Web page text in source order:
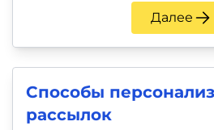
Далее
Способы
рассылок
Психология
Прочее